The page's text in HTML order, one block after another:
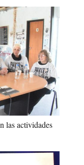
las actividades